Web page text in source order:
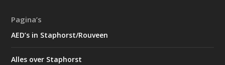
Pagina’s
AED’s in Staphorst/Rouveen
Alles over Staphorst